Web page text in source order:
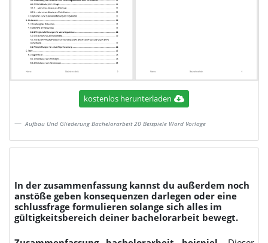
kostenlos herunterladen
Aufbau Und Gliederung Bachelorarbeit 20 Beispiele Word Vorlage
In der zusammenfassung kannst du außerdem noch
anstöße geben konsequenzen darlegen oder eine
schlussfrage formulieren solange sich alles im
gültigkeitsbereich deiner bachelorarbeit bewegt.